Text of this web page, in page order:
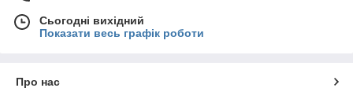
Сьогодні вихідний
Показати весь графік роботи
Про нас